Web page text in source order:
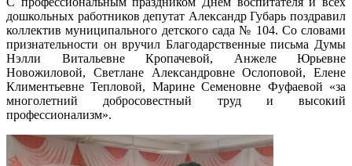
дошкольных работников депутат Александр Губарь поздравил
коллектив муниципального детского сада № 104. Со словами
признательности он вручил Благодарственные письма Думы
Нэлли Витальевне Кропачевой, Анжеле Юрьевне
Новожиловой, Светлане Александровне Ослоповой, Елене
Климентьевне Тепловой, Марине Семеновне Фуфаевой «за
многолетний добросовестный труд и высокий
профессионализм».